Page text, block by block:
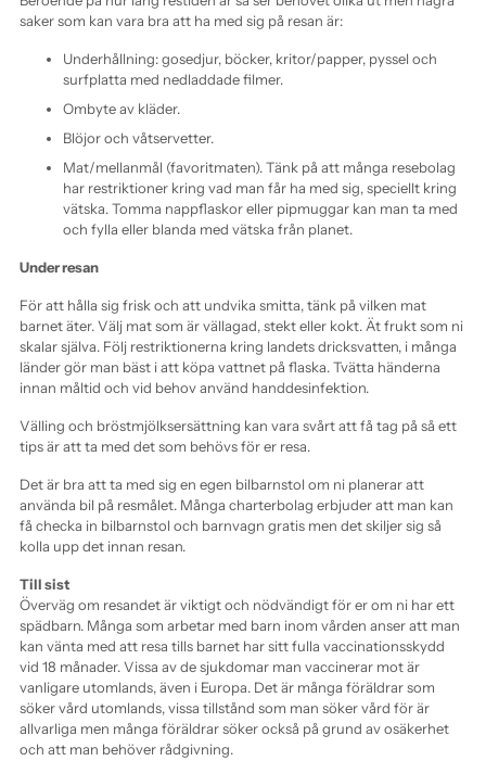
saker som kan vara bra att ha med sig på resan är:
Underhållning: gosedjur, böcker, kritor/papper, pyssel och
surfplatta med nedladdade filmer.
Ombyte av kläder.
Blöjor och våtservetter.
Mat/mellanmål (favoritmaten). Tänk på att många resebolag
har restriktioner kring vad man får ha med sig, speciellt kring
vätska. Tomma nappflaskor eller pipmuggar kan man ta med
och fylla eller blanda med vätska från planet.
Under resan
För att hålla sig frisk och att undvika smitta, tänk på vilken mat
barnet äter. Välj mat som är vällagad, stekt eller kokt. Ät frukt som ni
skalar själva. Följ restriktionerna kring landets dricksvatten, i många
länder gör man bäst i att köpa vattnet på flaska. Tvätta händerna
innan måltid och vid behov använd handdesinfektion.
Välling och bröstmjölksersättning kan vara svårt att få tag på så ett
tips är att ta med det som behövs för er resa.
Det är bra att ta med sig en egen bilbarnstol om ni planerar att
använda bil på resmålet. Många charterbolag erbjuder att man kan
få checka in bilbarnstol och barnvagn gratis men det skiljer sig så
kolla upp det innan resan.
Till sist
Överväg om resandet är viktigt och nödvändigt för er om ni har ett
spädbarn. Många som arbetar med barn inom vården anser att man
kan vänta med att resa tills barnet har sitt fulla vaccinationsskydd
vid 18 månader. Vissa av de sjukdomar man vaccinerar mot är
vanligare utomlands, även i Europa. Det är många föräldrar som
söker vård utomlands, vissa tillstånd som man söker vård för är
allvarliga men många föräldrar söker också på grund av osäkerhet
och att man behöver rådgivning.